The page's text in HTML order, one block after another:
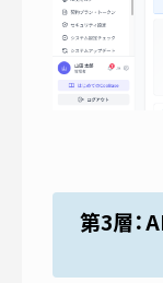
第3層：